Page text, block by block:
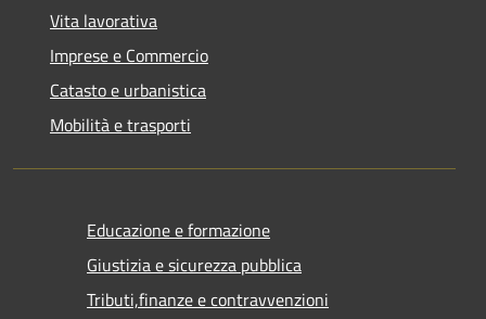
Vita lavorativa
Imprese e Commercio
Catasto e urbanistica
Mobilità e trasporti
Educazione e formazione
Giustizia e sicurezza pubblica
Tributi,finanze e contravvenzioni